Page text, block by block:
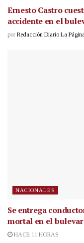
Ernesto Castro
accidente en el
por Redacción Diario La
NACIONALES
Se entrega
mortal en el
HACE 11 HORAS